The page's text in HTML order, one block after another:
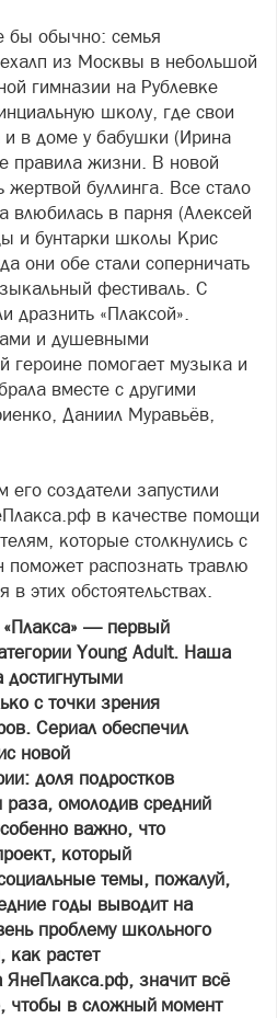
бы обычно: семья
из Москвы в небольшой
гимназии на Рублевке
школу, где свои
в доме у бабушки (Ирина
правила жизни. В новой
буллинга. Все стало
влюбилась в парня (Алексей
и бунтарки школы Крис
они обе стали соперничать
фестиваль. С
дразнить «Плаксой».
и душевными
героине помогает музыка и
вместе с другими
Даниил Муравьёв,
его создатели запустили
в качестве помощи
которые столкнулись с
поможет распознать травлю
в этих обстоятельствах.
«Плакса» — первый
Young Adult. Наша
достигнутыми
с точки зрения
Сериал обеспечил
новой
доля подростков
раза, омолодив средний
важно, что
который
темы, пожалуй,
годы выводит на
проблему школьного
растет
ЯнеПлакса.рф, значит всё
чтобы в сложный момент